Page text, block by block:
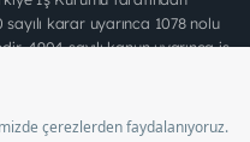
karar uyarınca 1078 nolu
4904 sayılı kanun uyarınca iş